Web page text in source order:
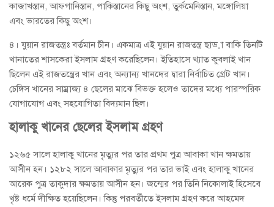
কাজাখস্তান, আফগানিস্তান, পাকিস্তানের কিছু অংশ, তুর্কমেনিস্তান, মঙ্গোলিয়া
এবং ভারতের কিছু অংশ।
৪। যুয়ান রাজতন্ত্রঃ বর্তমান চীন। একমাত্র এই যুয়ান রাজতন্ত্র ছাড়া বাকি তিনটি
খানাতের শাসকেরা ইসলাম গ্রহণ করেছিলেন। ইতিহাসে খ্যাত কুবলাই খান
ছিলেন এই রাজতন্ত্রের খান এবং অন্যান্য খানদের দ্বারা নির্বাচিত গ্রেট খান।
চেঙ্গিস খানের সাম্রাজ্য ৪ ছেলের মাঝে বিভক্ত হলেও তাদের মধ্যে পারস্পরিক
যোগাযোগ এবং সহযোগিতা বিদ্যমান ছিল।
হালাকু খানের ছেলের ইসলাম গ্রহণ
১২৬৫ সালে হালাকু খানের মৃত্যুর পর তার প্রথম পুত্র আবাকা খান ক্ষমতায়
আসীন হন। ১২৮২ সালে আবাকার মৃত্যুর পর তার ভাই এবং হালাকু খানের
আরেক পুত্র তাকুদার ক্ষমতায় আসীন হন। জন্মের পর তিনি নিকোলাই হিসেবে
খৃষ্ট ধর্মে দীক্ষিত হয়েছিলেন। কিন্তু পরবর্তীতে ইসলাম গ্রহণ করে আহমেদ